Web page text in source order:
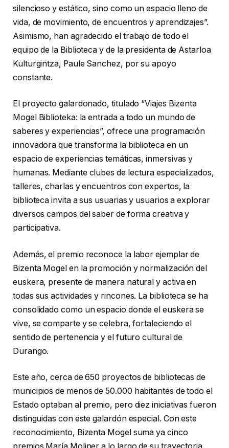
silencioso y estático, sino como un espacio lleno de
vida, de movimiento, de encuentros y aprendizajes”.
Asimismo, han agradecido el trabajo de todo el
equipo de la Biblioteca y de la presidenta de Astarloa
Kulturgintza, Paule Sanchez, por su apoyo
constante.
El proyecto galardonado, titulado “Viajes Bizenta
Mogel Biblioteka: la entrada a todo un mundo de
saberes y experiencias”, ofrece una programación
innovadora que transforma la biblioteca en un
espacio de experiencias temáticas, inmersivas y
humanas. Mediante clubes de lectura especializados,
talleres, charlas y encuentros con expertos, la
biblioteca invita a sus usuarias y usuarios a explorar
diversos campos del saber de forma creativa y
participativa.
Además, el premio reconoce la labor ejemplar de
Bizenta Mogel en la promoción y normalización del
euskera, presente de manera natural y activa en
todas sus actividades y rincones. La biblioteca se ha
consolidado como un espacio donde el euskera se
vive, se comparte y se celebra, fortaleciendo el
sentido de pertenencia y el futuro cultural de
Durango.
Este año, cerca de 650 proyectos de bibliotecas de
municipios de menos de 50.000 habitantes de todo el
Estado optaban al premio, pero diez iniciativas fueron
distinguidas con este galardón especial. Con este
reconocimiento, Bizenta Mogel suma ya cinco